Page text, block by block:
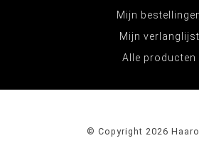
Mijn
Mijn verlanglijst
Alle producten
© Copyright 2026